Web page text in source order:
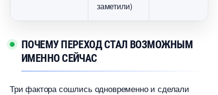
заметили)
ПОЧЕМУ ПЕРЕХОД СТАЛ ВОЗМОЖНЫМ
ИМЕННО СЕЙЧАС
Три фактора сошлись одновременно и сделали